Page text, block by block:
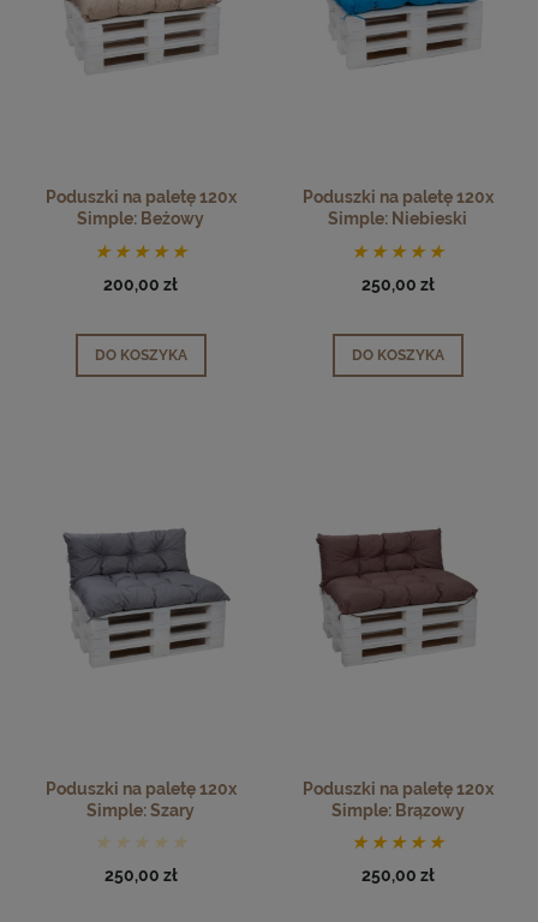
Poduszki na paletę 120x
Simple: Beżowy
200,00 zł
DO KOSZYKA
Poduszki na paletę 120x
Simple: Niebieski
250,00 zł
DO KOSZYKA
Poduszki na paletę 120x
Simple: Szary
250,00 zł
Poduszki na paletę 120x
Simple: Brązowy
250,00 zł